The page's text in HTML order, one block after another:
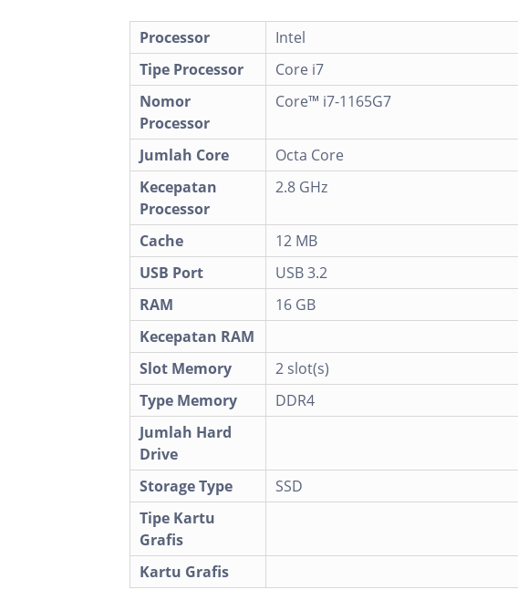
Processor Intel
Tipe Processor
Core i7
Nomor
Processor
Core™ i7-1165G7
Jumlah Core Octa Core
Kecepatan
Processor
2.8 GHz
Cache 12 MB
USB Port
USB 3.2
RAM
16 GB
Kecepatan RAM
Slot Memory
2 slot(s)
Type Memory
DDR4
Jumlah Hard
Drive
Storage Type SSD
Tipe Kartu
Grafis
Kartu Grafis